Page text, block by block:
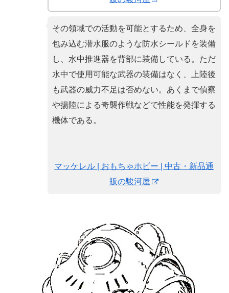
その領域での活動を可能とするため、全身を
包み込む潜水服のような防水シールドを装備
し、水中推進器を背部に装備している。ただ
水中で使用可能な武器の装備はなく、上陸後
も武器の威力不足は否めない。あくまで偵察
や揚陸による奇襲作戦などで性能を発揮する
機体である。
マッケレル | おもちゃホビー | 中古・新品通
販の駿河屋